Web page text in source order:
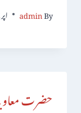
By
admin
حضرت